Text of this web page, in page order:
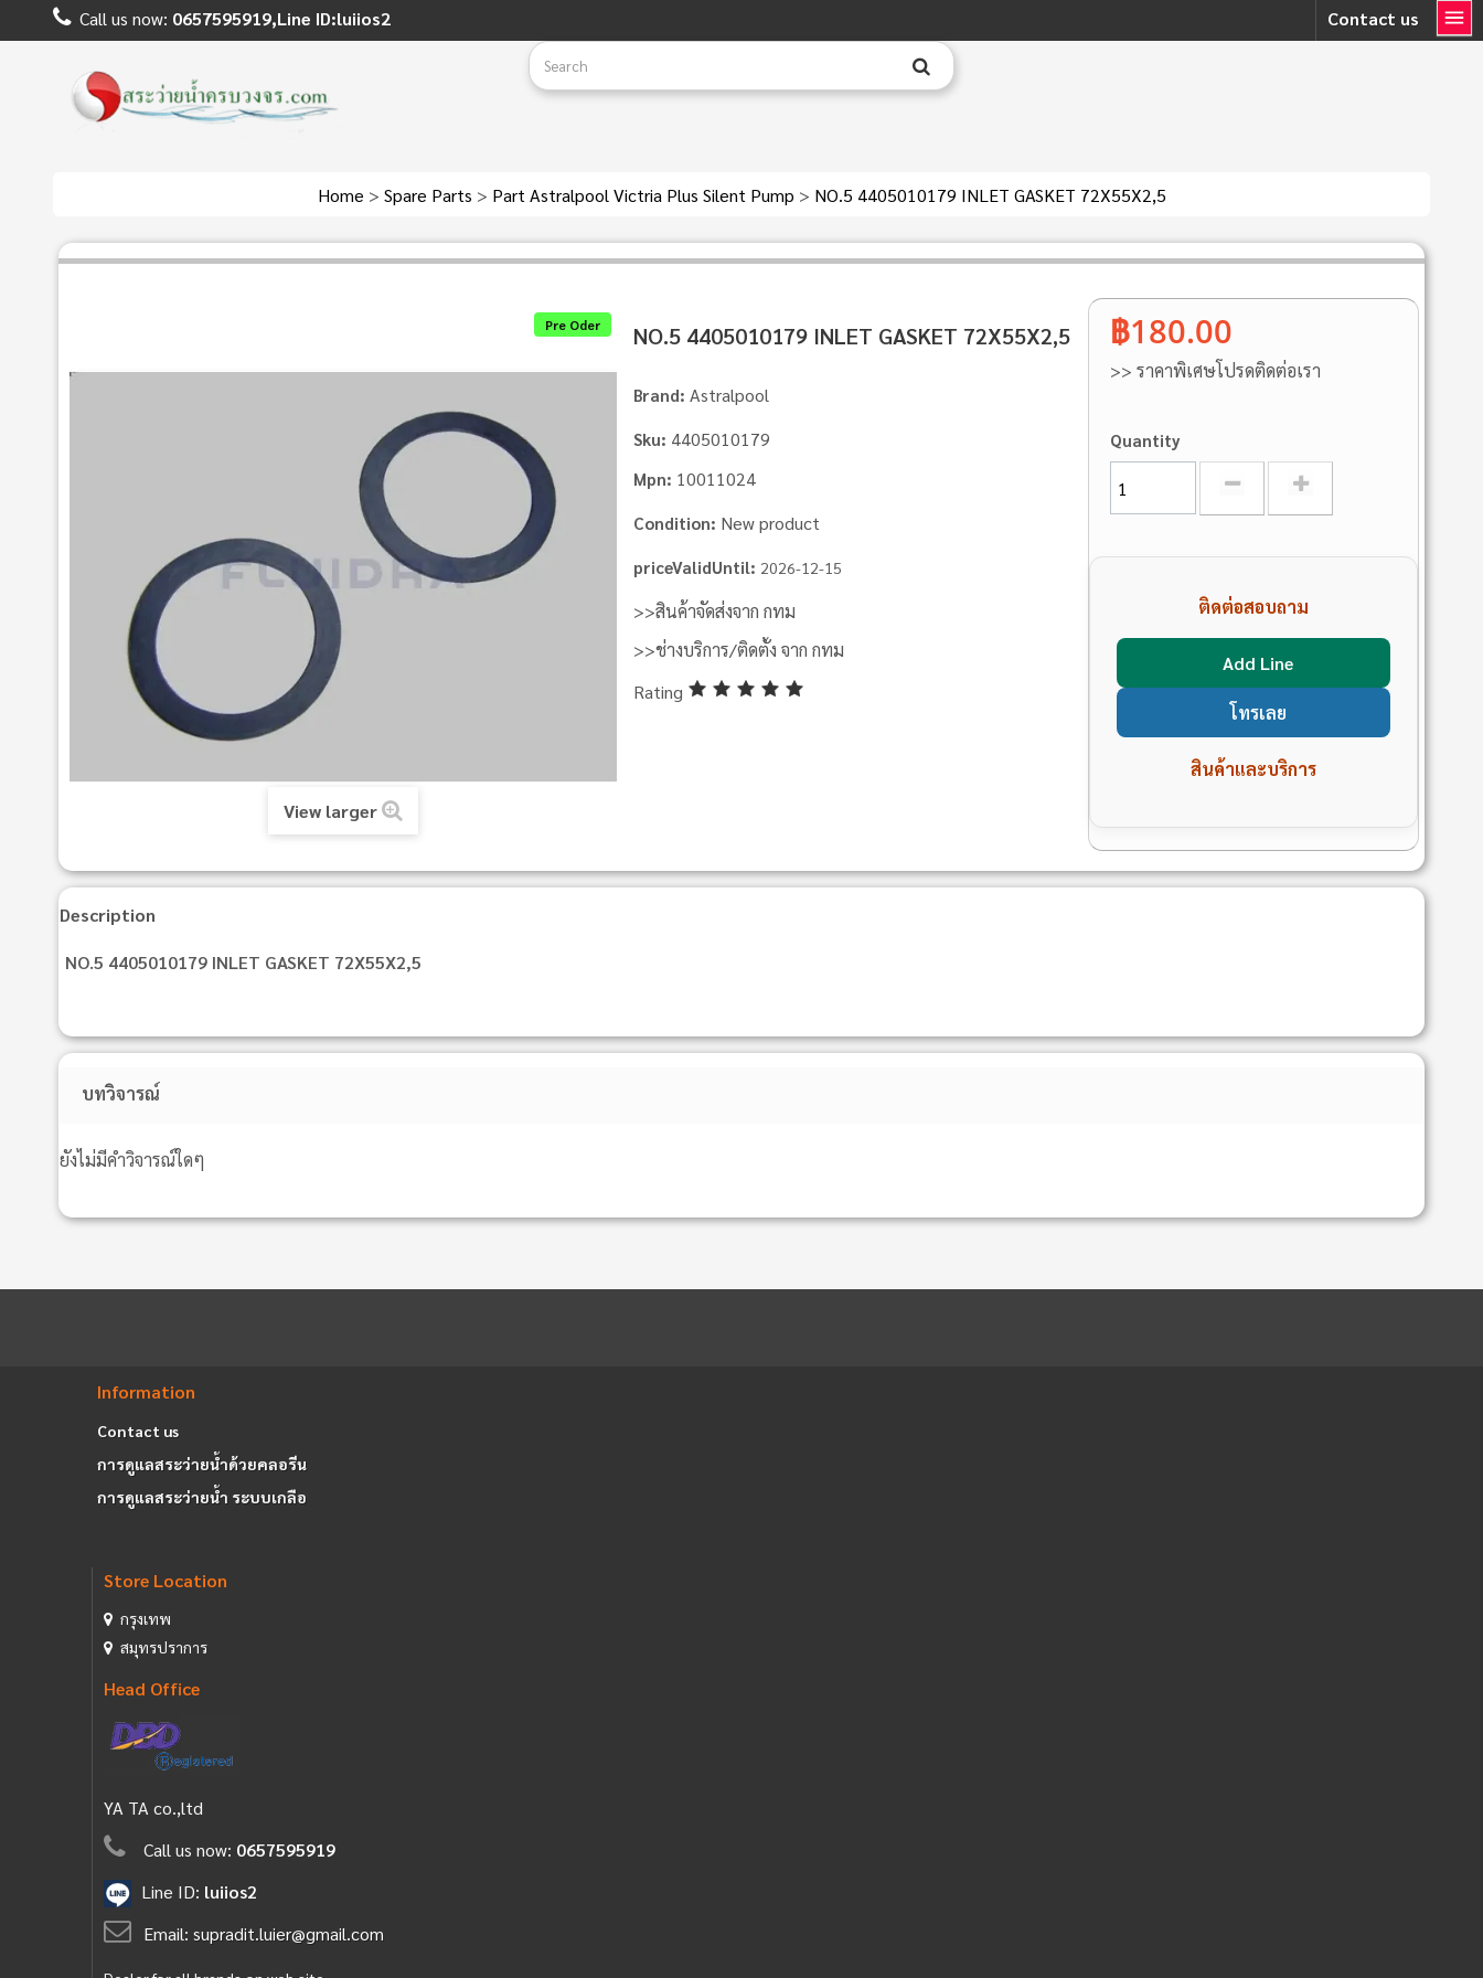
Contact us
Call us now: 0657595919,Line ID:luiios2
Home > Spare Parts > Part Astralpool Victria Plus Silent Pump > NO.5 4405010179 INLET GASKET 72X55X2,5
Pre Oder
View larger
NO.5 4405010179 INLET GASKET 72X55X2,5
Brand: Astralpool
Sku: 4405010179
Mpn: 10011024
Condition: New product
priceValidUntil: 2026-12-15
>>สินค้าจัดส่งจาก กทม
>>ช่างบริการ/ติดตั้ง จาก กทม
Rating
฿180.00
>> ราคาพิเศษโปรดติดต่อเรา
Quantity
ติดต่อสอบถาม
Add Line
โทรเลย
สินค้าและบริการ
Description
NO.5 4405010179 INLET GASKET 72X55X2,5
บทวิจารณ์
ยังไม่มีคำวิจารณ์ใดๆ
Information
Contact us
การดูแลสระว่ายน้ำด้วยคลอรีน
การดูแลสระว่ายน้ำ ระบบเกลือ
Store Location
กรุงเทพ
สมุทรปราการ
Head Office
YA TA co.,ltd
Call us now: 0657595919
Line ID: luiios2
Email: supradit.luier@gmail.com